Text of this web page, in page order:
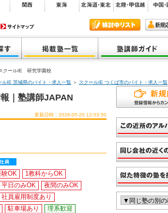
クールIE 研究学園校
ルIE 茨城県のバイト・求人一覧 ＞ スクールIE つくば市のバイト・求人一覧
｜塾講師JAPAN
更新日時：2026-05-20 12:03:50
験OK
1教科からOK
平日のみOK
夜間のみOK
社員雇用制度あり
駐車場あり
理系歓迎